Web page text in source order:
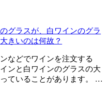
グラスが、白ワインのグラ
きいのは何故？
などでワインを注文する
ンと白ワインのグラスの大
ていることがあります。 …